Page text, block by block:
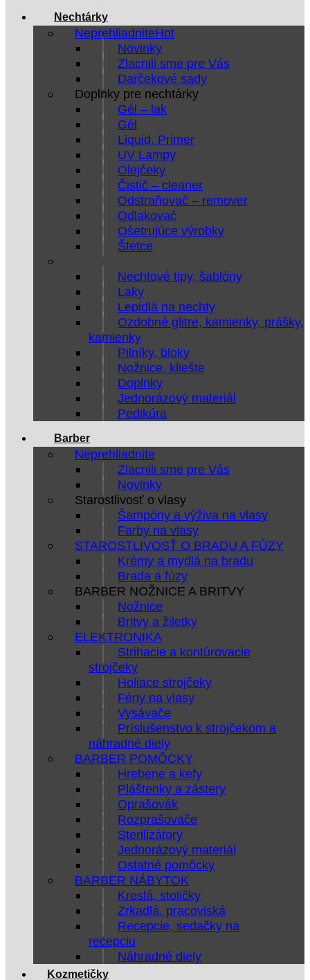
Nechtárky
Neprehliadnite
Novinky
Zlacnili sme pre Vás
Darčekové sady
Doplnky pre nechtárky
Gél – lak
Gél
Liquid, Primer
UV Lampy
Olejčeky
Čistič – cleaner
Odstraňovač – remover
Odlakovač
Ošetrujúce výrobky
Štetce
Nechtové tipy, šablóny
Laky
Lepidlá na nechty
Ozdobné glitre, kamienky, prášky,
kamienky
Pilníky, bloky
Nožnice, kliešte
Doplnky
Jednorázový materiál
Pedikúra
Barber
Neprehliadnite
Zlacnili sme pre Vás
Novinky
Starostlivosť o vlasy
Šampóny a výživa na vlasy
Farby na vlasy
STAROSTLIVOSŤ O BRADU A FÚZY
Krémy a mydlá na bradu
Brada a fúzy
BARBER NOŽNICE A BRITVY
Nožnice
Britvy a žiletky
ELEKTRONIKA
Strihacie a kontúrovacie
strojčeky
Holiace strojčeky
Fény na vlasy
Vysávače
Príslušenstvo k strojčekom a
náhradné diely
BARBER POMÔCKY
Hrebene a kefy
Pláštenky a zástery
Oprašovák
Rozprašovače
Sterilizátory
Jednorázový materiál
Ostatné pomôcky
BARBER NÁBYTOK
Kreslá, stoličky
Zrkadlá, pracoviská
Recepcie, sedačky na
recepciu
Náhradné diely
Kozmetičky